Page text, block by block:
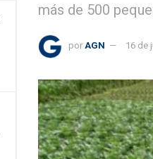
más de 500
por AGN 16 de